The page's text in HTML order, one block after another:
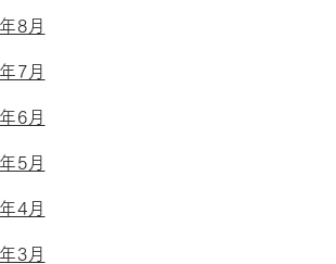
8月
7月
6月
5月
4月
3月